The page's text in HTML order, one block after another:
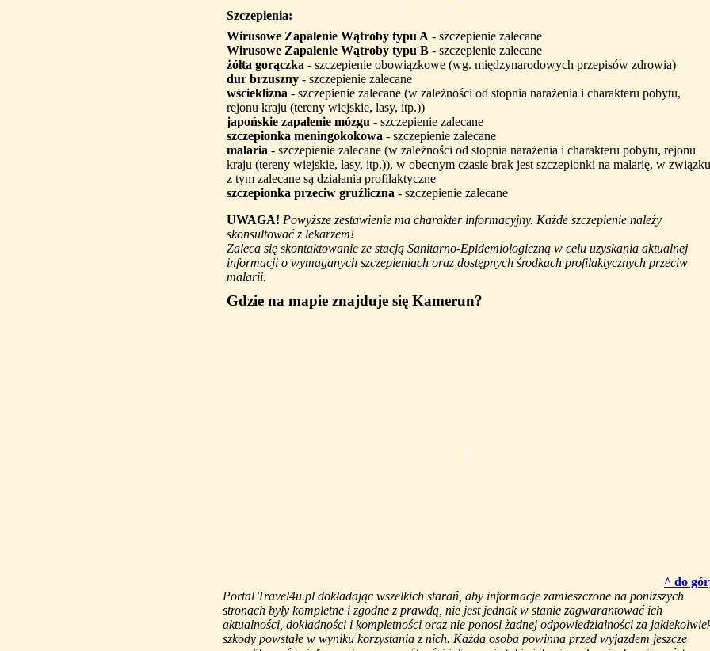
Szczepienia:
Wirusowe Zapalenie Wątroby typu A - szczepienie zalecane
Wirusowe Zapalenie Wątroby typu B - szczepienie zalecane
żółta gorączka - szczepienie obowiązkowe (wg. międzynarodowych przepisów zdrowia)
dur brzuszny - szczepienie zalecane
wścieklizna - szczepienie zalecane (w zależności od stopnia narażenia i charakteru pobytu,
rejonu kraju (tereny wiejskie, lasy, itp.))
japońskie zapalenie mózgu - szczepienie zalecane
szczepionka meningokokowa - szczepienie zalecane
malaria - szczepienie zalecane (w zależności od stopnia narażenia i charakteru pobytu, rejonu
kraju (tereny wiejskie, lasy, itp.)), w obecnym czasie brak jest szczepionki na malarię, w związku
z tym zalecane są działania profilaktyczne
szczepionka przeciw gruźliczna - szczepienie zalecane
UWAGA! Powyższe zestawienie ma charakter informacyjny. Każde szczepienie należy
skonsultować z lekarzem!
Zaleca się skontaktowanie ze stacją Sanitarno-Epidemiologiczną w celu uzyskania aktualnej
informacji o wymaganych szczepieniach oraz dostępnych środkach profilaktycznych przeciw
malarii.
Gdzie na mapie znajduje się Kamerun?
^ do
Portal Travel4u.pl dokładając wszelkich starań, aby informacje zamieszczone na poniższych
stronach były kompletne i zgodne z prawdą, nie jest jednak w stanie zagwarantować ich
aktualności, dokładności i kompletności oraz nie ponosi żadnej odpowiedzialności za
szkody powstałe w wyniku korzystania z nich. Każda osoba powinna przed wyjazdem jeszcze